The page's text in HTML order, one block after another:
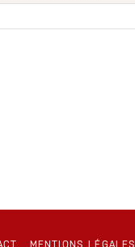
MENTIONS LÉGALES